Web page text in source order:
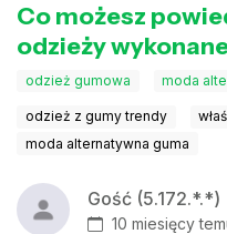
Co możesz
odzieży
odzież gumowa moda
odzież z gumy trendy
moda alternatywna guma
Gość (5.172.*.*)
10 miesięcy